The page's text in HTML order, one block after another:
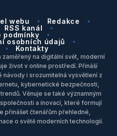
webu
Redakce
RSS kanál
podmínky
osobních údajů
Kontakty
na digitální svět, moderní
život v online prostředí. Přináší
i srozumitelná vysvětlení z
kybernetické bezpečnosti,
Věnuje se také významným
a inovací, které formují
přinášet čtenářům přehledné,
o světě moderních technologií.